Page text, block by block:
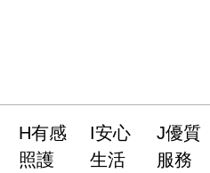
H有感
照護
I安心
生活
J優質
服務